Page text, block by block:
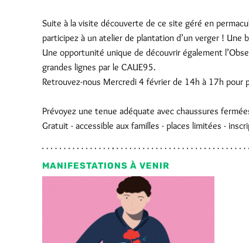
Suite à la visite découverte de ce site géré en
participez à un atelier de plantation d’un verger !
Une opportunité unique de découvrir également
grandes lignes par le CAUE95.
Retrouvez-nous Mercredi 4 février de 14h à 17h pour
Prévoyez une tenue adéquate avec chaussures
Gratuit - accessible aux familles - places limitées -
MANIFESTATIONS À VENIR